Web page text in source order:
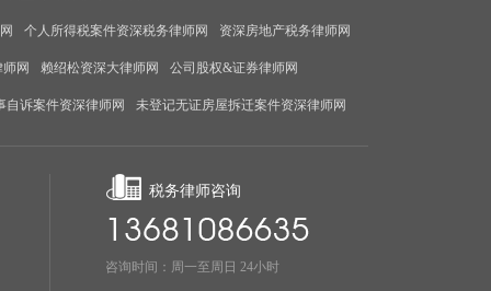
个人所得税案件资深税务律师网 资深房地产税务律师网
网 赖绍松资深大律师网 公司股权&证券律师网
自诉案件资深律师网 未登记无证房屋拆迁案件资深律师网
税务律师咨询
咨询时间：周一至周日 24小时